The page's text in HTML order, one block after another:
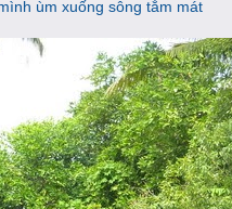
ùm xuống sông tắm mát